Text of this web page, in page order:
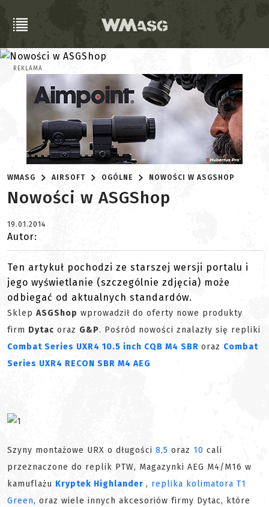
REKLAMA
WMASG AIRSOFT OGÓLNE NOWOŚCI W ASGSHOP
Nowości w ASGShop
19.01.2014
Autor:
Ten artykuł pochodzi ze starszej wersji portalu i
jego wyświetlanie (szczególnie zdjęcia) może
odbiegać od aktualnych standardów.
Sklep ASGShop wprowadził do oferty nowe produkty
firm Dytac oraz G&P. Pośród nowości znalazły się repliki
Combat Series UXR4 10.5 inch CQB M4 SBR oraz Combat
Series UXR4 RECON SBR M4 AEG
Szyny montażowe URX o długości 8,5 oraz 10 cali
przeznaczone do replik PTW, Magazynki AEG M4/M16 w
kamuflażu Kryptek Highlander , replika kolimatora T1
Green, oraz wiele innych akcesoriów firmy Dytac, które